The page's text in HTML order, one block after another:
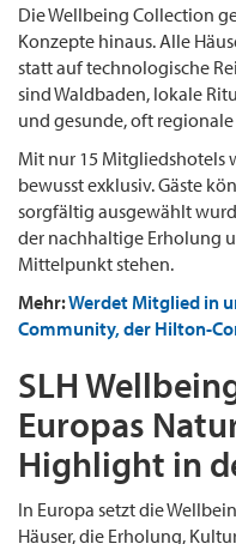
Die Wellbeing Collection
Konzepte hinaus. Alle
statt auf technologische
sind Waldbaden, lokale
und gesunde, oft regionale
Mit nur 15
bewusst exklusiv. Gäste
sorgfältig ausgewählt
der nachhaltige Erholung
Mittelpunkt stehen.
Mehr:Werdet Mitglied in
Community, der Hilton-
SLH
Europas
Highlight in
In Europa setzt die
Häuser, die Erholung,